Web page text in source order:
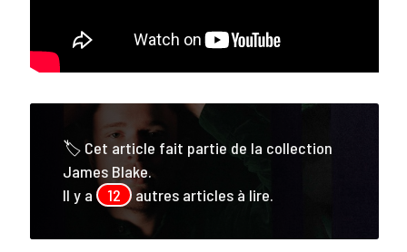
🏷 Cet article fait partie de la collection
James Blake.
Il y a
12 autres articles à lire.